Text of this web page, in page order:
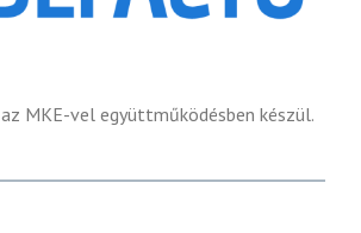
az MKE-vel együttműködésben készül.